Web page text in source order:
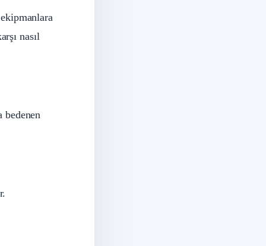
nasıl
bedenen